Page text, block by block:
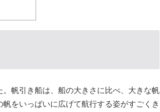
帆引き船は、船の大きさに比べ、大きな帆
をいっぱいに広げて航行する姿がすごくき